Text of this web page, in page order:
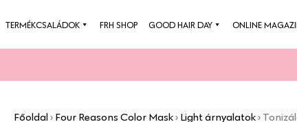
to
content
TERMÉKCSALÁDOK FRH SHOP GOOD HAIR DAY ONLINE
Főoldal › Four Reasons Color Mask› Light árnyalatok›